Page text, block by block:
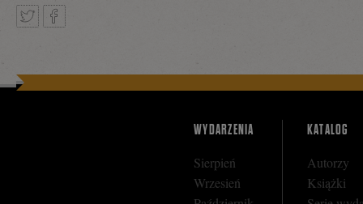
WYDARZENIA
Sierpień
Wrzesień
KATALOG
Autorzy
Książki